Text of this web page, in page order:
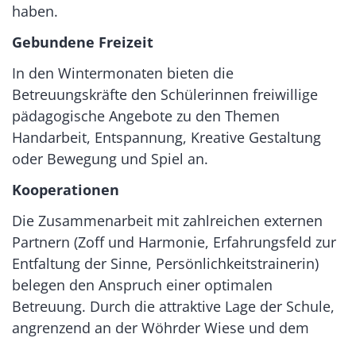
haben.
Gebundene Freizeit
In den Wintermonaten bieten die
Betreuungskräfte den Schülerinnen freiwillige
pädagogische Angebote zu den Themen
Handarbeit, Entspannung, Kreative Gestaltung
oder Bewegung und Spiel an.
Kooperationen
Die Zusammenarbeit mit zahlreichen externen
Partnern (Zoff und Harmonie, Erfahrungsfeld zur
Entfaltung der Sinne, Persönlichkeitstrainerin)
belegen den Anspruch einer optimalen
Betreuung. Durch die attraktive Lage der Schule,
angrenzend an der Wöhrder Wiese und dem